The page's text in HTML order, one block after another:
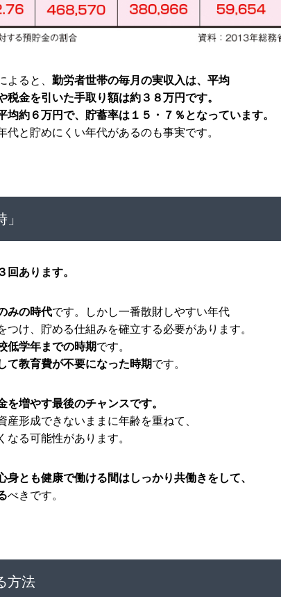
よると、 勤労者世帯の毎月の実収入は、平均
税金を引いた手取り額は約３８万円です。
均約６万円で、貯蓄率は１５・７％となっています。
代と貯めにくい年代があるのも事実です。
回あります。
みの時代です。しかし一番散財しやすい年代
つけ、貯める仕組みを確立する必要があります。
低学年までの時期です。
て教育費が不要になった時期です。
増やす最後のチャンスです。
産形成できないままに年齢を重ねて、
る可能性があります。
身とも健康で働ける間はしっかり共働きをして、
べきです。
方法